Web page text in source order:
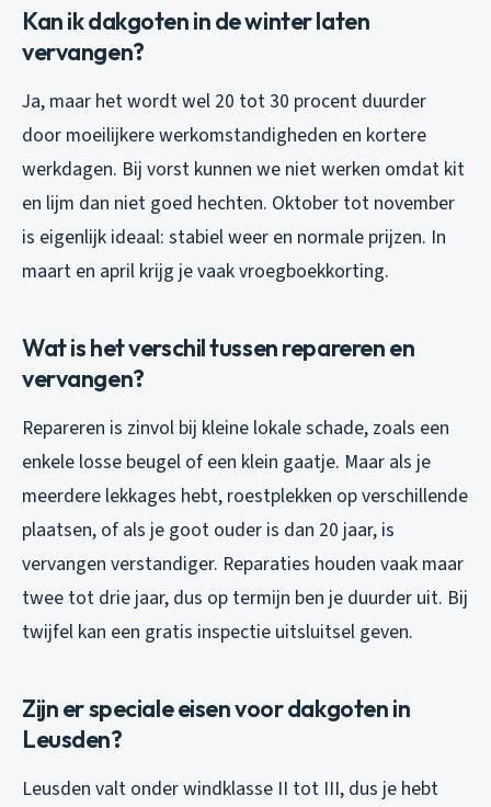
Kan ik dakgoten in de winter laten
vervangen?
Ja, maar het wordt wel 20 tot 30 procent duurder
door moeilijkere werkomstandigheden en kortere
werkdagen. Bij vorst kunnen we niet werken omdat kit
en lijm dan niet goed hechten. Oktober tot november
is eigenlijk ideaal: stabiel weer en normale prijzen. In
maart en april krijg je vaak vroegboekkorting.
Wat is het verschil tussen repareren en
vervangen?
Repareren is zinvol bij kleine lokale schade, zoals een
enkele losse beugel of een klein gaatje. Maar als je
meerdere lekkages hebt, roestplekken op verschillende
plaatsen, of als je goot ouder is dan 20 jaar, is
vervangen verstandiger. Reparaties houden vaak maar
twee tot drie jaar, dus op termijn ben je duurder uit. Bij
twijfel kan een gratis inspectie uitsluitsel geven.
Zijn er speciale eisen voor dakgoten in
Leusden?
Leusden valt onder windklasse II tot III, dus je hebt